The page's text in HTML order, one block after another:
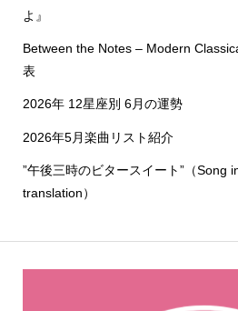
よ』
Between the Notes – Modern
表
2026年 12星座別 6月の運勢
2026年5月楽曲リスト紹介
”午後三時のビタースイート”（Song
translation）